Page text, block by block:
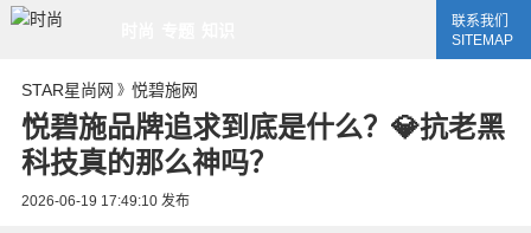
联系我们
SITEMAP
STAR星尚网 》 悦碧施网
悦碧施品牌追求到底是什么？💎抗老黑
科技真的那么神吗？
2026-06-19 17:49:10发布